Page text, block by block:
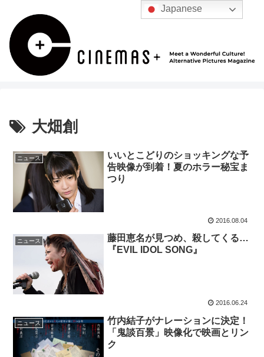
大畑創
ニュース
いいとこどりのショッキングな予
告映像が到着！夏のホラー秘宝ま
つり
2016.08.04
ニュース
藤田恵名が見つめ、殺してくる…
『EVIL IDOL SONG』
2016.06.24
ニュース
竹内結子がナレーションに決定！
「鬼談百景」映像化で映画とリン
ク
Japanese